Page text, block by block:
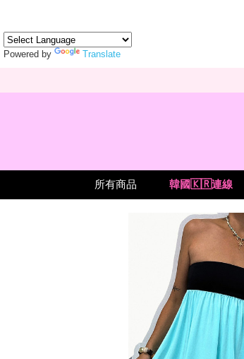
Powered by Translate
所有商品 韓國🇰🇷連線